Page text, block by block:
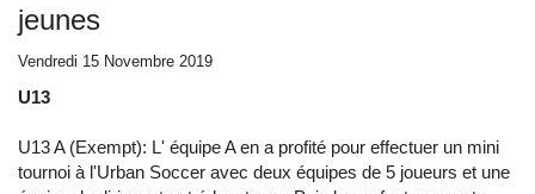
jeunes
Vendredi 15 Novembre 2019
U13
U13 A (Exempt): L' équipe A en a profité pour effectuer un mini
tournoi à l'Urban Soccer avec deux équipes de 5 joueurs et une